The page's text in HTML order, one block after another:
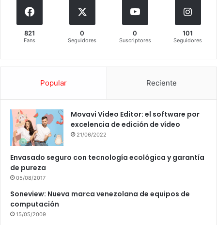
821
Fans
0
Seguidores
0
Suscriptores
101
Seguidores
Popular Reciente
Movavi Video Editor: el software por
excelencia de edición de vídeo
21/06/2022
Envasado seguro con tecnología ecológica y garantía
de pureza
05/08/2017
Soneview: Nueva marca venezolana de equipos de
computación
15/05/2009